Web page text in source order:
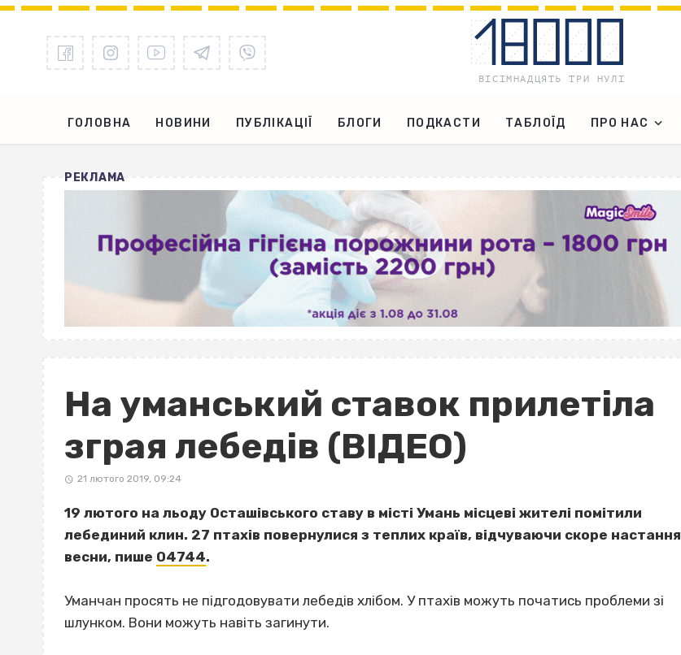
ГОЛОВНА НОВИНИ ПУБЛІКАЦІЇ БЛОГИ ПОДКАСТИ ТАБЛОЇД ПРО НАС
РЕКЛАМА
На уманський ставок прилетіла
зграя лебедів (ВІДЕО)
21 лютого 2019, 09:24
19 лютого на льоду Осташівського ставу в місті Умань місцеві жителі помітили
лебединий клин. 27 птахів повернулися з теплих країв, відчуваючи скоре настання
весни, пише 04744.
Уманчан просять не підгодовувати лебедів хлібом. У птахів можуть початись проблеми зі
шлунком. Вони можуть навіть загинути.